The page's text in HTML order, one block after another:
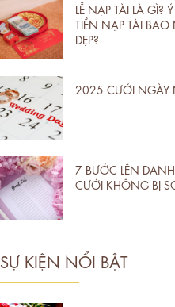
LỄ NẠP TÀI LÀ GÌ?
TIỀN NẠP TÀI BAO
ĐẸP?
2025 CƯỚI NGÀY
7 BƯỚC LÊN
CƯỚI KHÔNG BỊ
SỰ KIỆN NỔI BẬT